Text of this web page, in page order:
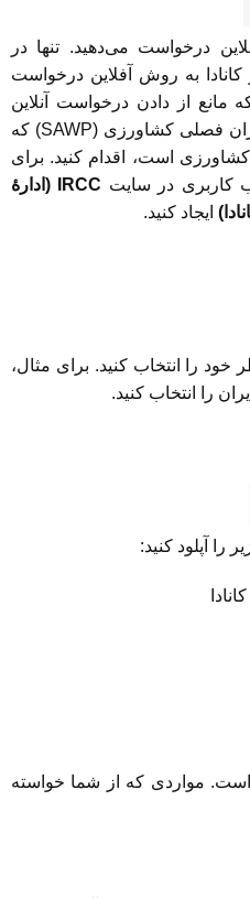
درخواست می‌دهید. تنها در
به روش آفلاین درخواست
مانع از دادن درخواست آنلاین
می‌شود یا از طریق برنامۀ کارگران فصلی کشاورزی (SAWP) که
است، اقدام کنید. برای
کاربری در سایت
IRCC (ادارۀ
ایجاد کنید.
خود را انتخاب کنید. برای مثال،
را انتخاب کنید.
آپلود کنید:
مواردی که از شما خواسته